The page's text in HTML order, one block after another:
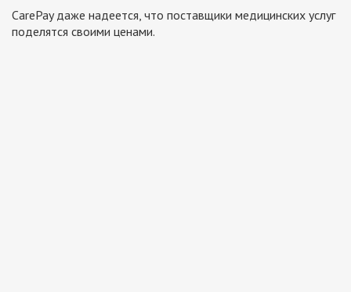
CarePay даже надеется, что поставщики медицинских услуг
поделятся своими ценами.